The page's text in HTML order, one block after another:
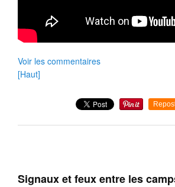
Voir les commentaires
[Haut]
Signaux et feux entre les